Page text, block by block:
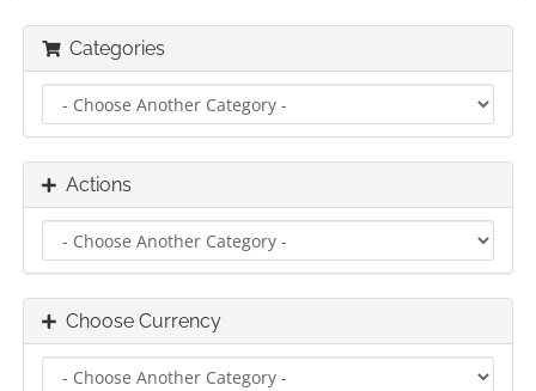
Categories
Actions
Choose Currency